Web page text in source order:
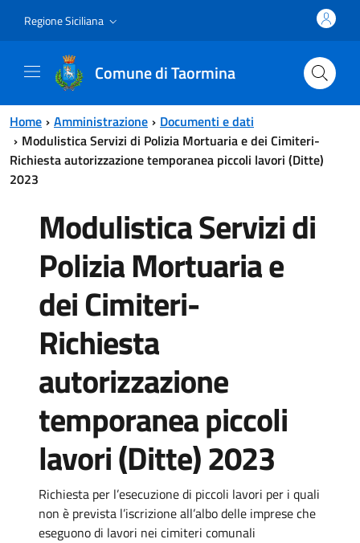
Regione Siciliana
Comune di Taormina
Home Amministrazione
Documenti e dati
Modulistica Servizi di Polizia Mortuaria e dei Cimiteri-
Richiesta autorizzazione temporanea piccoli lavori (Ditte)
2023
Modulistica Servizi di
Polizia Mortuaria e
dei Cimiteri-
Richiesta
autorizzazione
temporanea piccoli
lavori (Ditte) 2023
Richiesta per l’esecuzione di piccoli lavori per i quali
non è prevista l’iscrizione all’albo delle imprese che
eseguono di lavori nei cimiteri comunali